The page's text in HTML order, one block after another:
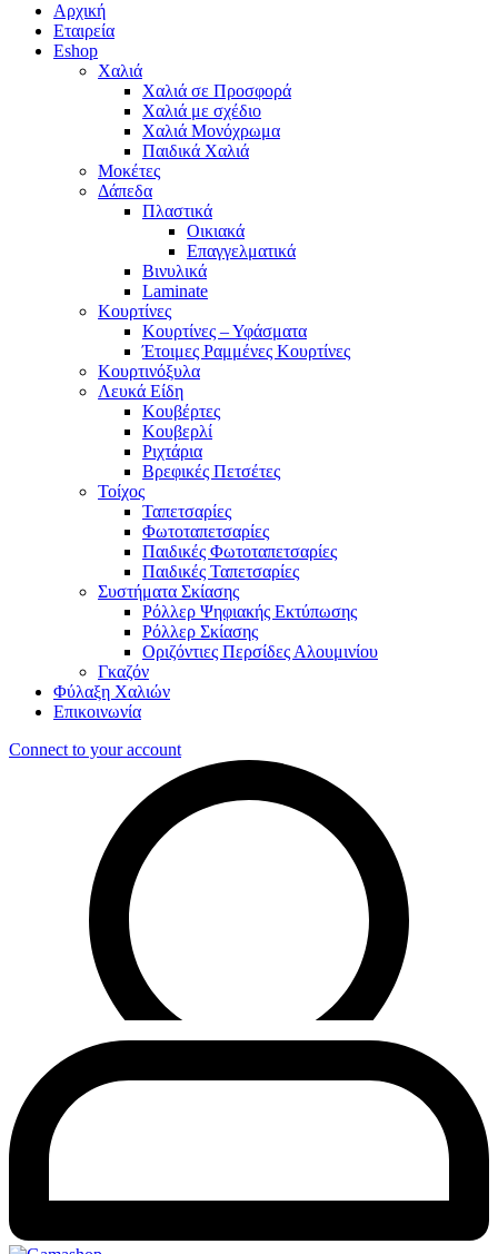
Αρχική
Εταιρεία
Eshop
Χαλιά
Χαλιά σε Προσφορά
Χαλιά με σχέδιο
Χαλιά Μονόχρωμα
Παιδικά Χαλιά
Μοκέτες
Δάπεδα
Πλαστικά
Οικιακά
Επαγγελματικά
Βινυλικά
Laminate
Κουρτίνες
Κουρτίνες – Υφάσματα
Έτοιμες Ραμμένες Κουρτίνες
Κουρτινόξυλα
Λευκά Είδη
Κουβέρτες
Κουβερλί
Ριχτάρια
Βρεφικές Πετσέτες
Τοίχος
Ταπετσαρίες
Φωτοταπετσαρίες
Παιδικές Φωτοταπετσαρίες
Παιδικές Ταπετσαρίες
Συστήματα Σκίασης
Ρόλλερ Ψηφιακής Εκτύπωσης
Ρόλλερ Σκίασης
Οριζόντιες Περσίδες Αλουμινίου
Γκαζόν
Φύλαξη Χαλιών
Επικοινωνία
Connect to your account